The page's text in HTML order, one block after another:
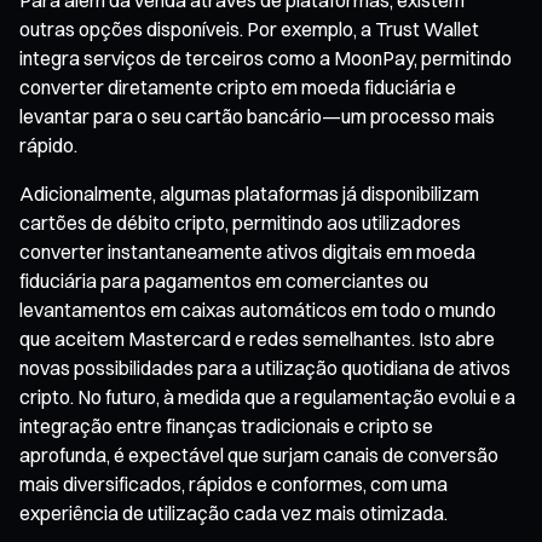
outras opções disponíveis. Por exemplo, a Trust Wallet
integra serviços de terceiros como a MoonPay, permitindo
converter diretamente cripto em moeda fiduciária e
levantar para o seu cartão bancário—um processo mais
rápido.
Adicionalmente, algumas plataformas já disponibilizam
cartões de débito cripto, permitindo aos utilizadores
converter instantaneamente ativos digitais em moeda
fiduciária para pagamentos em comerciantes ou
levantamentos em caixas automáticos em todo o mundo
que aceitem Mastercard e redes semelhantes. Isto abre
novas possibilidades para a utilização quotidiana de ativos
cripto. No futuro, à medida que a regulamentação evolui e a
integração entre finanças tradicionais e cripto se
aprofunda, é expectável que surjam canais de conversão
mais diversificados, rápidos e conformes, com uma
experiência de utilização cada vez mais otimizada.